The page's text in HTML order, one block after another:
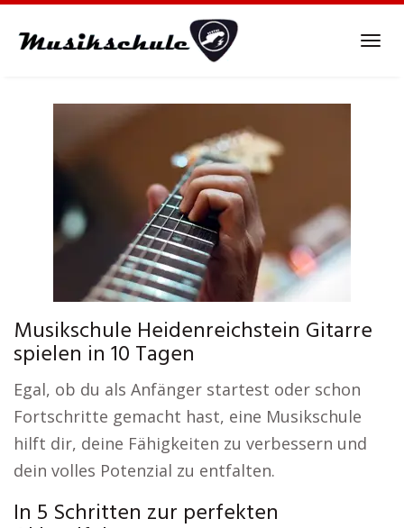
Musikschule Heidenreichstein Gitarre
spielen in 10 Tagen
Egal, ob du als Anfänger startest oder schon
Fortschritte gemacht hast, eine Musikschule
hilft dir, deine Fähigkeiten zu verbessern und
dein volles Potenzial zu entfalten.
In 5 Schritten zur perfekten